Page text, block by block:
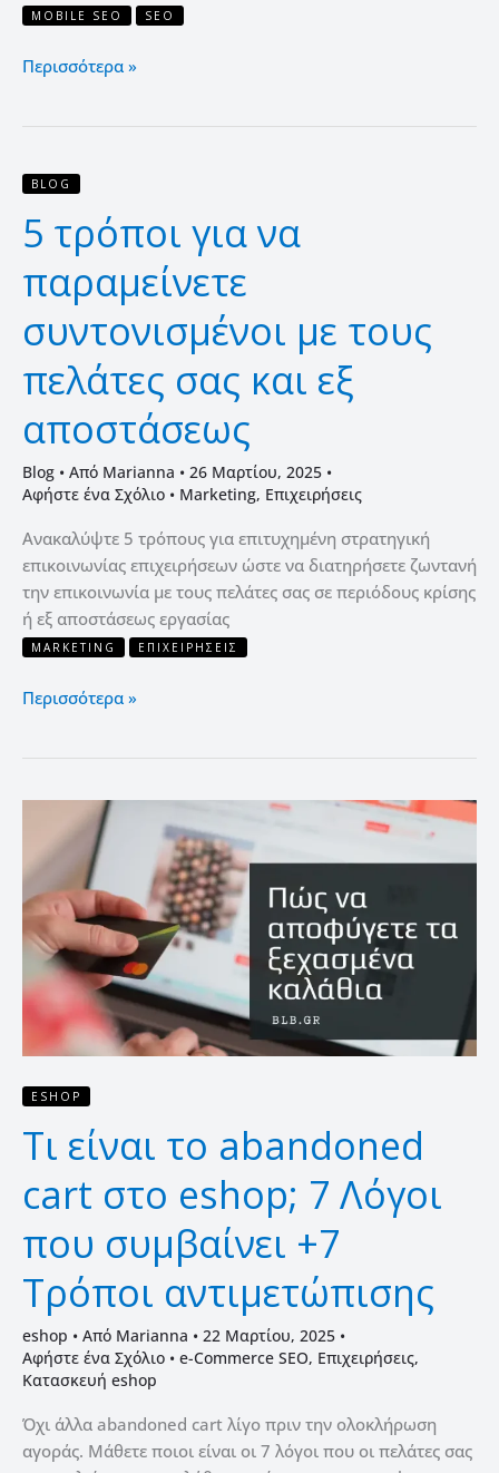
MOBILE SEO SEO
Περισσότερα »
BLOG
5 τρόποι για να
παραμείνετε
συντονισμένοι με τους
πελάτες σας και εξ
αποστάσεως
Blog • Από Marianna • 26 Μαρτίου, 2025 •
Αφήστε ένα Σχόλιο • Marketing, Επιχειρήσεις
Ανακαλύψτε 5 τρόπους για επιτυχημένη στρατηγική
επικοινωνίας επιχειρήσεων ώστε να διατηρήσετε ζωντανή
την επικοινωνία με τους πελάτες σας σε περιόδους κρίσης
ή εξ αποστάσεως εργασίας
MARKETING ΕΠΙΧΕΙΡΉΣΕΙΣ
5
για
παραμείνετε
με
τους
πελάτες
σας
και
εξ
αποστάσεως
Περισσότερα »
ESHOP
Τι είναι το abandoned
cart στο eshop; 7 Λόγοι
που συμβαίνει +7
Τρόποι αντιμετώπισης
eshop • Από Marianna • 22 Μαρτίου, 2025 •
Αφήστε ένα Σχόλιο • e-Commerce SEO, Επιχειρήσεις,
Κατασκευή eshop
Όχι άλλα abandoned cart λίγο πριν την ολοκλήρωση
αγοράς. Μάθετε ποιοι είναι οι 7 λόγοι που οι πελάτες σας
το
abandoned
cart
στο
eshop;
7
Λόγοι
που
+7
Τρόποι
αντιμετώπισης